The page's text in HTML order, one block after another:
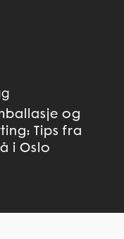
og
Tips fra
i Oslo